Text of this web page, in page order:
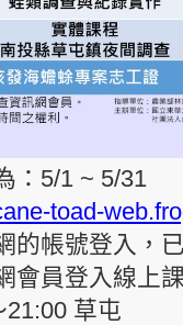
：5/1 ~ 5/31
toad-
的帳號登入，
會員登入線上
草屯